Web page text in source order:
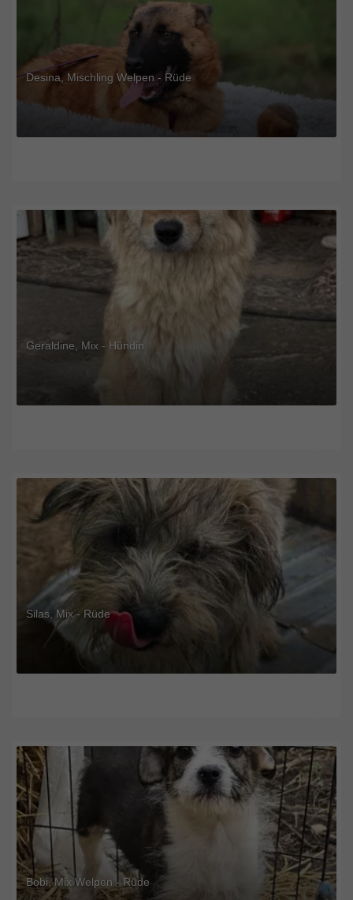
Desina, Mischling Welpen - Rüde
Geraldine, Mix - Hündin
Silas, Mix - Rüde
Bobi, Mix Welpen - Rüde